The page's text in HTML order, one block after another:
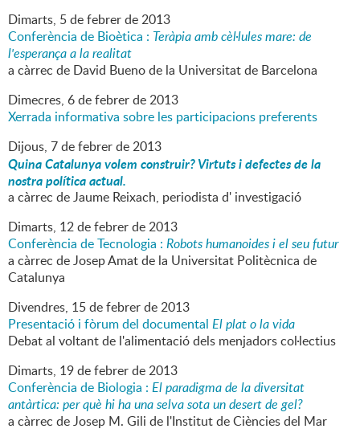
Dimarts, 5defebrerde2013
Conferència de Bioètica : Teràpia amb cèl·lules mare: de
l'esperança a la realitat
a càrrec de David Bueno de la Universitat de Barcelona
Dimecres, 6defebrerde2013
Xerrada informativa sobre les participacions preferents
Dijous, 7defebrerde2013
Quina Catalunya volem construir? Virtuts i defectes de la
nostra política actual.
a càrrec de Jaume Reixach, periodista d' investigació
Dimarts, 12defebrerde2013
Conferència de Tecnologia : Robots humanoides i el seu futur
a càrrec de Josep Amat de la Universitat Politècnica de
Catalunya
Divendres, 15defebrerde2013
Presentació i fòrum del documental El plat o la vida
Debat al voltant de l'alimentació dels menjadors col·lectius
Dimarts, 19defebrerde2013
Conferència de Biologia : El paradigma de la diversitat
antàrtica: per què hi ha una selva sota un desert de gel?
a càrrec de Josep M. Gili de l'Institut de Ciències del Mar